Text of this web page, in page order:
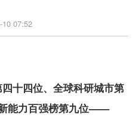
10 07:52
十四位、全球科研城市第
能力百强榜第九位——